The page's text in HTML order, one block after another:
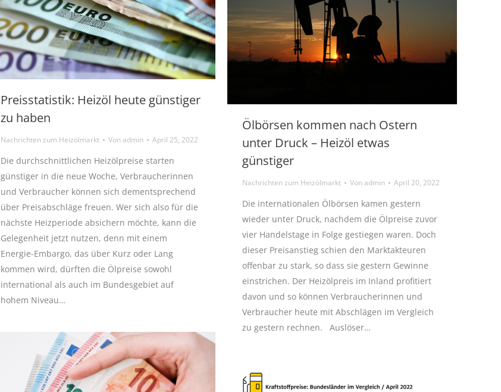
Preisstatistik: Heizöl heute günstiger
zu haben
Nachrichten zum Heizölmarkt Vonadmin April 25, 2022
Die durchschnittlichen Heizölpreise starten
günstiger in die neue Woche, Verbraucherinnen
und Verbraucher können sich dementsprechend
über Preisabschläge freuen. Wer sich also für die
nächste Heizperiode absichern möchte, kann die
Gelegenheit jetzt nutzen, denn mit einem
Energie-Embargo, das über Kurz oder Lang
kommen wird, dürften die Ölpreise sowohl
international als auch im Bundesgebiet auf
hohem Niveau…
Ölbörsen kommen nach Ostern
unter Druck – Heizöl etwas
günstiger
Nachrichten zum Heizölmarkt Vonadmin April 20, 2022
Die internationalen Ölbörsen kamen gestern
wieder unter Druck, nachdem die Ölpreise zuvor
vier Handelstage in Folge gestiegen waren. Doch
dieser Preisanstieg schien den Marktakteuren
offenbar zu stark, so dass sie gestern Gewinne
einstrichen. Der Heizölpreis im Inland profitiert
davon und so können Verbraucherinnen und
Verbraucher heute mit Abschlägen im Vergleich
zu gestern rechnen. Auslöser…